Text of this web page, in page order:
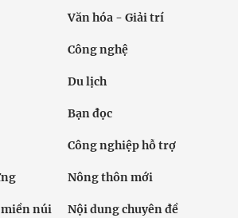
Văn hóa - Giải trí
Công nghệ
Du lịch
Bạn đọc
Công nghiệp hỗ trợ
Nông thôn mới
miền núi Nội dung chuyên đề